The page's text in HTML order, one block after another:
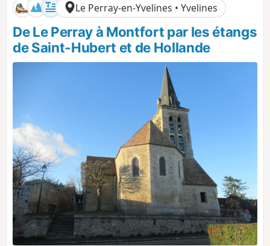
Le Perray-en-Yvelines • Yvelines
De Le Perray à Montfort par les étangs
de Saint-Hubert et de Hollande